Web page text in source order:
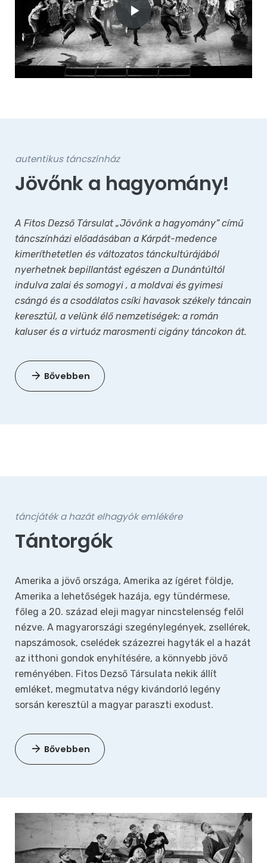
autentikus táncszínház
Jövőnk a hagyomány!
A Fitos Dezső Társulat „Jövőnk a hagyomány” című
táncszínházi előadásában a Kárpát-medence
kimeríthetetlen és változatos tánckultúrájából
nyerhetnek bepillantást egészen a Dunántúltól
indulva zalai és somogyi , a moldvai és gyimesi
csángó és a csodálatos csíki havasok székely táncain
keresztül, a velünk élő nemzetiségek: a román
kaluser és a virtuóz marosmenti cigány táncokon át.
Bővebben
táncjáték a hazát elhagyók emlékére
Tántorgók
Amerika a jövő országa, Amerika az ígéret földje,
Amerika a lehetőségek hazája, egy tündérmese,
főleg a 20. század eleji magyar nincstelenség felől
nézve. A magyarországi szegénylegények, zsellérek,
napszámosok, cselédek százezrei hagyták el a hazát
az itthoni gondok enyhítésére, a könnyebb jövő
reményében. Fitos Dezső Társulata nekik állít
emléket, megmutatva négy kivándorló legény
sorsán keresztül a magyar paraszti exodust.
Bővebben